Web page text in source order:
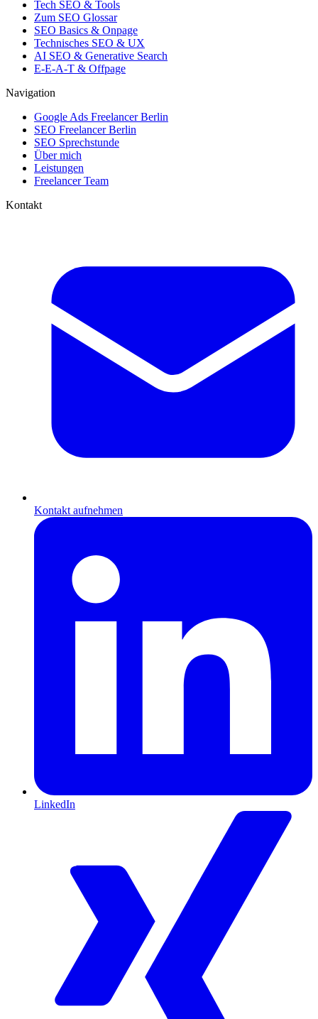
Tech SEO & Tools
Zum SEO Glossar
SEO Basics & Onpage
Technisches SEO & UX
AI SEO & Generative Search
E-E-A-T & Offpage
Navigation
Google Ads Freelancer Berlin
SEO Freelancer Berlin
SEO Sprechstunde
Über mich
Leistungen
Freelancer Team
Kontakt
Kontakt aufnehmen
LinkedIn